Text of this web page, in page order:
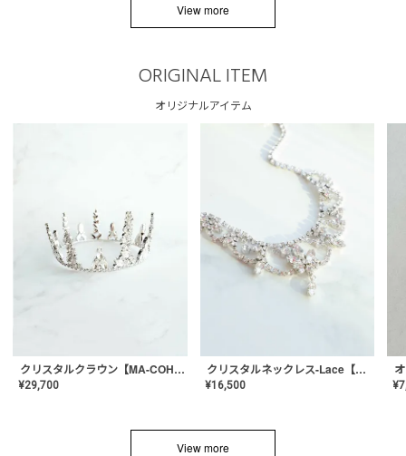
View more
ORIGINAL ITEM
オリジナルアイテム
クリスタルクラウン【MA-COHD-01】韓国風クラウン/ウェディングクラウン/ティアラ
¥29,700
クリスタルネックレス-Lace【MA-CONL-02】
¥16,500 ¥
View more